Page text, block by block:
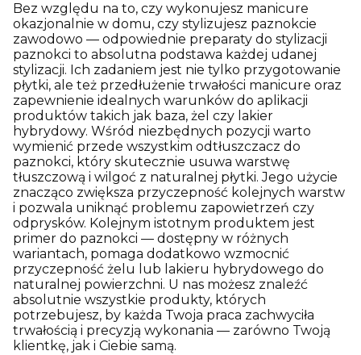
Bez względu na to, czy wykonujesz manicure
okazjonalnie w domu, czy stylizujesz paznokcie
zawodowo — odpowiednie preparaty do stylizacji
paznokci to absolutna podstawa każdej udanej
stylizacji. Ich zadaniem jest nie tylko przygotowanie
płytki, ale też przedłużenie trwałości manicure oraz
zapewnienie idealnych warunków do aplikacji
produktów takich jak baza, żel czy lakier
hybrydowy. Wśród niezbędnych pozycji warto
wymienić przede wszystkim odtłuszczacz do
paznokci, który skutecznie usuwa warstwę
tłuszczową i wilgoć z naturalnej płytki. Jego użycie
znacząco zwiększa przyczepność kolejnych warstw
i pozwala uniknąć problemu zapowietrzeń czy
odprysków. Kolejnym istotnym produktem jest
primer do paznokci — dostępny w różnych
wariantach, pomaga dodatkowo wzmocnić
przyczepność żelu lub lakieru hybrydowego do
naturalnej powierzchni. U nas możesz znaleźć
absolutnie wszystkie produkty, których
potrzebujesz, by każda Twoja praca zachwyciła
trwałością i precyzją wykonania — zarówno Twoją
klientkę, jak i Ciebie samą.